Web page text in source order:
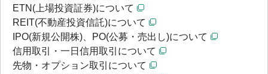
ETN(上場投資証券)について
REIT(不動産投資信託)について
IPO(新規公開株)、PO(公募・売出し)について
信用取引・一日信用取引について
先物・オプション取引について